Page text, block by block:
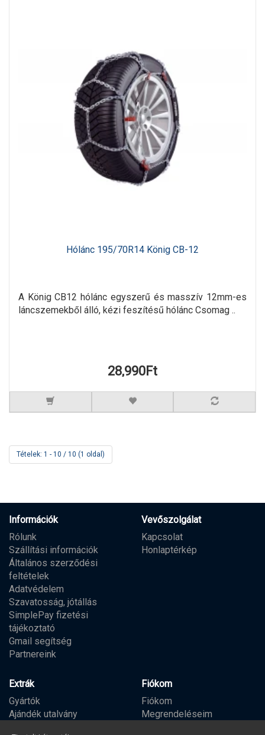
Hólánc 195/70R14 König CB-12
A König CB12 hólánc egyszerű és masszív 12mm-es
láncszemekből álló, kézi feszítésű hólánc Csomag ..
28,990Ft
Tételek: 1 - 10 / 10 (1 oldal)
Információk
Rólunk
Szállítási információk
Általános szerződési
feltételek
Adatvédelem
Szavatosság, jótállás
SimplePay fizetési
tájékoztató
Gmail segítség
Partnereink
Vevőszolgálat
Kapcsolat
Honlaptérkép
Extrák
Gyártók
Ajándék utalvány
Fiókom
Fiókom
Megrendeléseim